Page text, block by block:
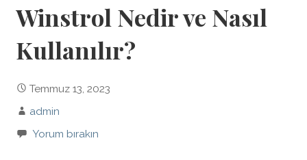
Winstrol Nedir ve Nasıl
Kullanılır?
Temmuz 13, 2023
admin
Yorum bırakın